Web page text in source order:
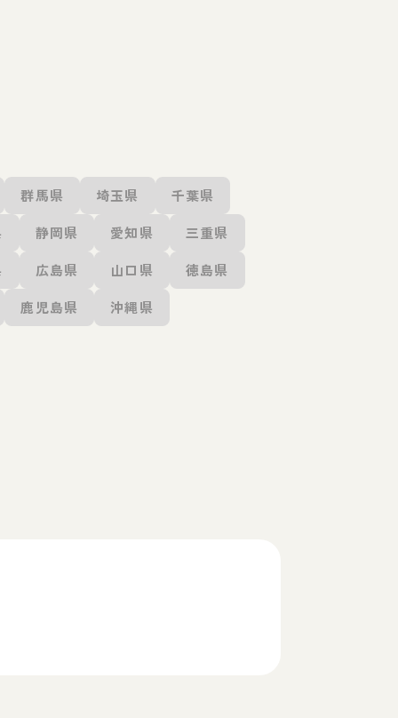
群馬県 埼玉県
千葉県
静岡県 愛知県
三重県
広島県 山口県
徳島県
鹿児島県
沖縄県